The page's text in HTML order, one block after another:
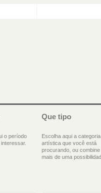
o período
Que tipo
Escolha aqui a categoria
artística que você está
procurando, ou combine
mais de uma